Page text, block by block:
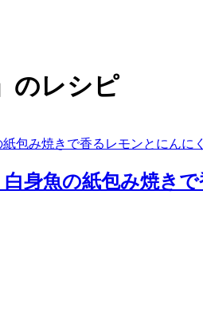
のレシピ
身魚の紙包み焼き